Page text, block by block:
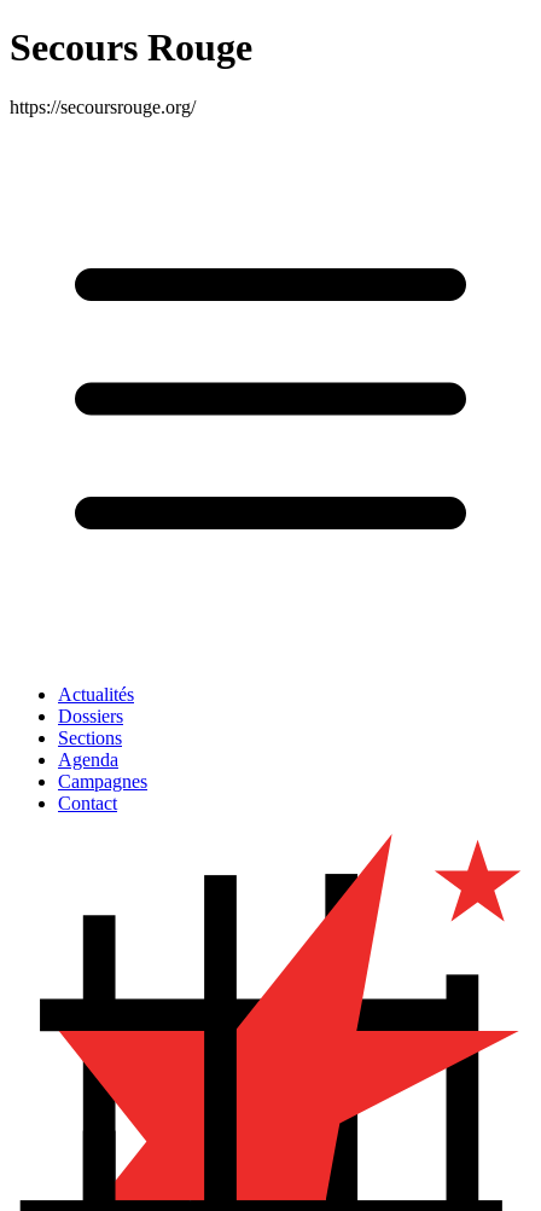
Secours Rouge
https://secoursrouge.org/
Actualités
Dossiers
Sections
Agenda
Campagnes
Contact